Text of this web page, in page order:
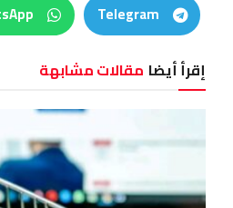
Telegram
إقرأ أيضا مقالات مشابهة